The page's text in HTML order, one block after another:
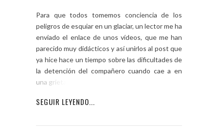
Para que todos tomemos conciencia de los
peligros de esquiar en un glaciar, un lector me ha
enviado el enlace de unos vídeos, que me han
parecido muy didácticos y así unirlos al post que
ya hice hace un tiempo sobre las dificultades de
la detención del compañero cuando cae a en
una grieta . La […]
SEGUIR LEYENDO...